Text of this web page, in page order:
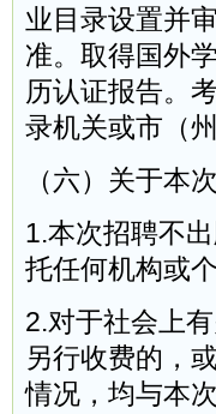
业目录设置并
准。取得国外
历认证报告。
录机关或市（
（六）关于本
1.本次招聘不
托任何机构或
2.对于社会上
另行收费的，
情况，均与本